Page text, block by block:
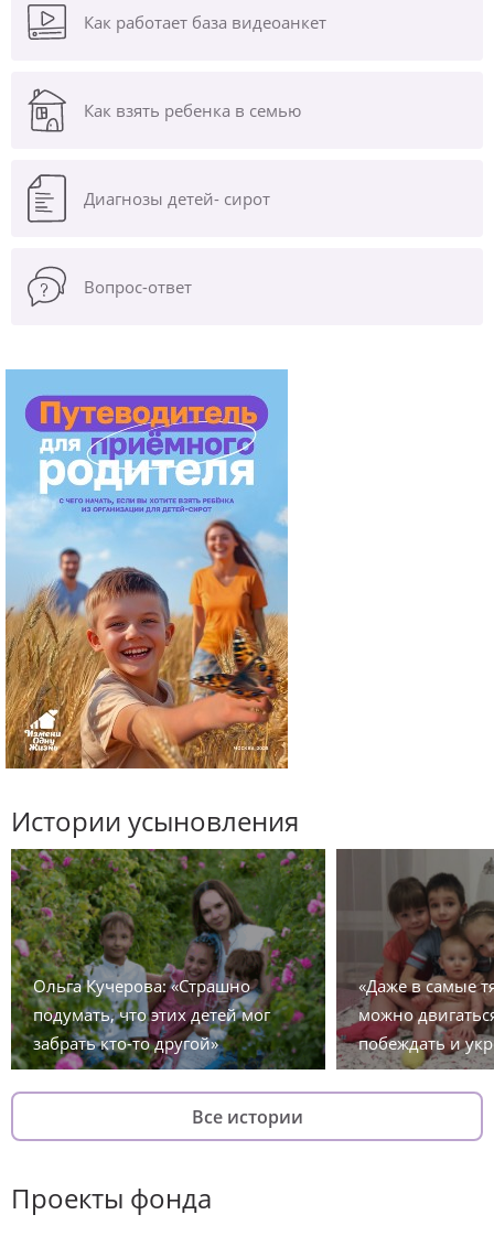
Как работает база видеоанкет
Как взять ребенка в семью
Диагнозы детей- сирот
Вопрос-ответ
Истории усыновления
Ольга Кучерова: «Страшно
подумать, что этих детей мог
забрать кто-то другой»
«Даже в самые
можно
побеждать и
Все истории
Проекты фонда